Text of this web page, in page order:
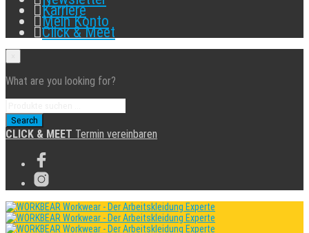
Karriere
Mein Konto
Click & Meet
What are you looking for?
CLICK & MEET Termin vereinbaren